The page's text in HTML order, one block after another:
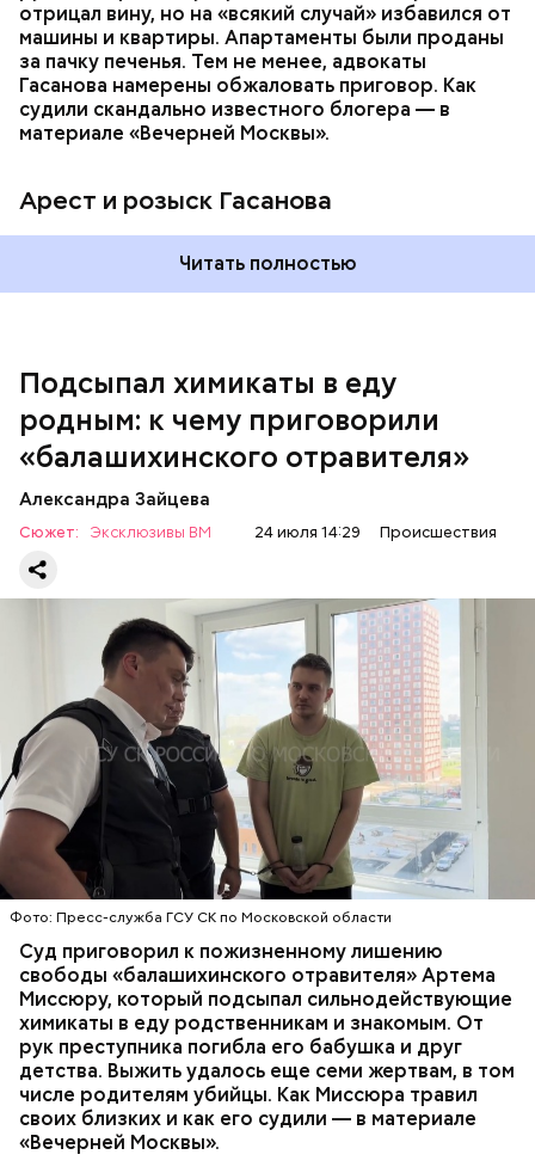
отрицал вину, но на «всякий случай» избавился от
машины и квартиры. Апартаменты были проданы
за пачку печенья. Тем не менее, адвокаты
Гасанова намерены обжаловать приговор. Как
судили скандально известного блогера — в
материале «Вечерней Москвы».
Арест и розыск Гасанова
Читать полностью
Подсыпал химикаты в еду
родным: к чему приговорили
«балашихинского отравителя»
Александра Зайцева
Сюжет: Эксклюзивы ВМ 24 июля 14:29 Происшествия
Фото: Пресс-служба ГСУ СК по Московской области
Суд приговорил к пожизненному лишению
свободы «балашихинского отравителя» Артема
Миссюру, который подсыпал сильнодействующие
химикаты в еду родственникам и знакомым. От
рук преступника погибла его бабушка и друг
детства. Выжить удалось еще семи жертвам, в том
числе родителям убийцы. Как Миссюра травил
своих близких и как его судили — в материале
«Вечерней Москвы».
Все началось в июне, когда двое супругов
обратились в местную больницу с жалобами на
плохое самочувствие. Врачи не смогли поставить
им точный диагноз, после чего анализы
потерпевших направили на экспертизу. В них
специалисты обнаружили сильнодействующий
химикат дихлорэтан, который не мог попасть в
организм супругов случайно. То же самое вещество
нашли в еде, изъятой из квартиры пострадавших.
Play
Video
Видео: пресс-служба ГСУ СК по Московской области
Началось расследование. В квартире потерпевших
Также отравленную пищу ела его младшая сестра.
спустя несколько дней Миссюра заявил, что ранее
уже травил других людей.
ОТРАВЛЕНИЯ БАЛАШИХА
РОДИТЕЛИ
СЛЕДСТВЕННЫЙ КОМИТЕТ
ЭКСПЕРТИЗЫ